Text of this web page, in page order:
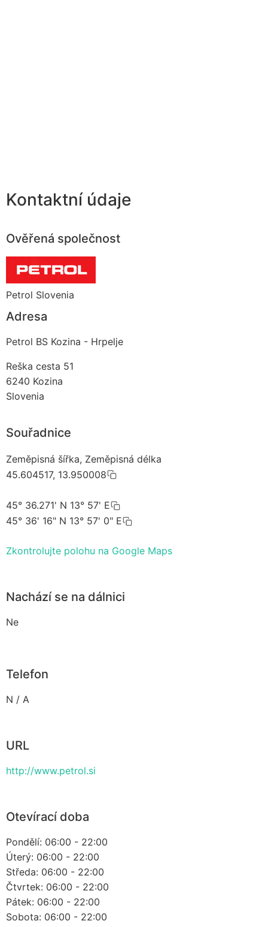
Kontaktní údaje
Ověřená společnost
Petrol Slovenia
Adresa
Petrol BS Kozina - Hrpelje
Reška cesta 51
6240 Kozina
Slovenia
Souřadnice
Zeměpisná šířka, Zeměpisná délka
45.604517, 13.950008
45° 36.271' N 13° 57' E
45° 36' 16" N 13° 57' 0" E
Zkontrolujte polohu na Google Maps
Nachází se na dálnici
Ne
Telefon
N / A
URL
http://www.petrol.si
Otevírací doba
Pondělí: 06:00 - 22:00
Úterý: 06:00 - 22:00
Středa: 06:00 - 22:00
Čtvrtek: 06:00 - 22:00
Pátek: 06:00 - 22:00
Sobota: 06:00 - 22:00